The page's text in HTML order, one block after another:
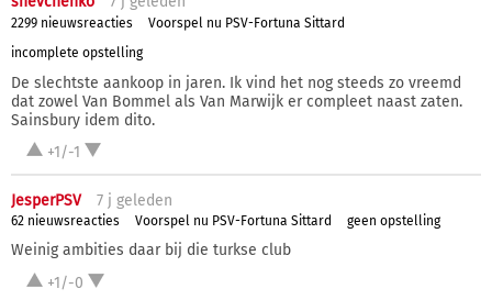
2299 nieuwsreacties
Voorspel nu PSV-Fortuna Sittard
incomplete opstelling
De slechtste aankoop in jaren. Ik vind het nog steeds zo vreemd
dat zowel Van Bommel als Van Marwijk er compleet naast zaten.
Sainsbury idem dito.
+1/-1
JesperPSV 7 j geleden
62 nieuwsreacties Voorspel nu PSV-Fortuna Sittard geen opstelling
Weinig ambities daar bij die turkse club
+1/-0